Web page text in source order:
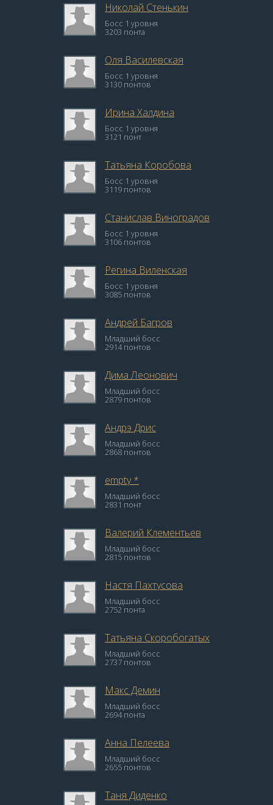
Николай Стенькин
Босс 1 уровня
3203 понта
Оля Василевская
Босс 1 уровня
3130 понтов
Ирина Халдина
Босс 1 уровня
3121 понт
Татьяна Коробова
Босс 1 уровня
3119 понтов
Станислав Виноградов
Босс 1 уровня
3106 понтов
Регина Виленская
Босс 1 уровня
3085 понтов
Андрей Багров
Младший босс
2914 понтов
Дима Леонович
Младший босс
2879 понтов
Андрэ Дрис
Младший босс
2868 понтов
empty *
Младший босс
2831 понт
Валерий Клементьев
Младший босс
2815 понтов
Настя Пахтусова
Младший босс
2752 понта
Татьяна Скоробогатых
Младший босс
2737 понтов
Макс Демин
Младший босс
2694 понта
Анна Пелеева
Младший босс
2655 понтов
Таня Диденко